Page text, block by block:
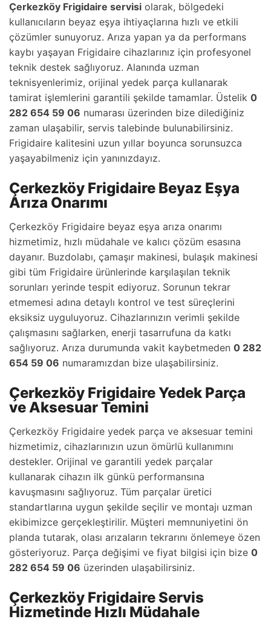
Çerkezköy Frigidaire servisi olarak, bölgedeki
kullanıcıların beyaz eşya ihtiyaçlarına hızlı ve etkili
çözümler sunuyoruz. Arıza yapan ya da performans
kaybı yaşayan Frigidaire cihazlarınız için profesyonel
teknik destek sağlıyoruz. Alanında uzman
teknisyenlerimiz, orijinal yedek parça kullanarak
tamirat işlemlerini garantili şekilde tamamlar. Üstelik 0
282 654 59 06 numarası üzerinden bize dilediğiniz
zaman ulaşabilir, servis talebinde bulunabilirsiniz.
Frigidaire kalitesini uzun yıllar boyunca sorunsuzca
yaşayabilmeniz için yanınızdayız.
Çerkezköy Frigidaire Beyaz Eşya
Arıza Onarımı
Çerkezköy Frigidaire beyaz eşya arıza onarımı
hizmetimiz, hızlı müdahale ve kalıcı çözüm esasına
dayanır. Buzdolabı, çamaşır makinesi, bulaşık makinesi
gibi tüm Frigidaire ürünlerinde karşılaşılan teknik
sorunları yerinde tespit ediyoruz. Sorunun tekrar
etmemesi adına detaylı kontrol ve test süreçlerini
eksiksiz uyguluyoruz. Cihazlarınızın verimli şekilde
çalışmasını sağlarken, enerji tasarrufuna da katkı
sağlıyoruz. Arıza durumunda vakit kaybetmeden 0 282
654 59 06 numaramızdan bize ulaşabilirsiniz.
Çerkezköy Frigidaire Yedek Parça
ve Aksesuar Temini
Çerkezköy Frigidaire yedek parça ve aksesuar temini
hizmetimiz, cihazlarınızın uzun ömürlü kullanımını
destekler. Orijinal ve garantili yedek parçalar
kullanarak cihazın ilk günkü performansına
kavuşmasını sağlıyoruz. Tüm parçalar üretici
standartlarına uygun şekilde seçilir ve montajı uzman
ekibimizce gerçekleştirilir. Müşteri memnuniyetini ön
planda tutarak, olası arızaların tekrarını önlemeye özen
gösteriyoruz. Parça değişimi ve fiyat bilgisi için bize 0
282 654 59 06 üzerinden ulaşabilirsiniz.
Çerkezköy Frigidaire Servis
Hizmetinde Hızlı Müdahale